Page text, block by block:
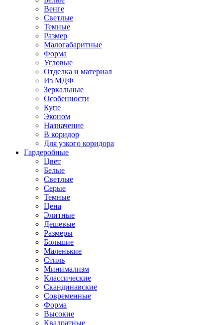
Венге
Светлые
Темные
Размер
Малогабаритные
Форма
Угловые
Отделка и материал
Из МДФ
Зеркальные
Особенности
Купе
Эконом
Назначение
В коридор
Для узкого коридора
Гардеробные
Цвет
Белые
Светлые
Серые
Темные
Цена
Элитные
Дешевые
Размеры
Большие
Маленькие
Стиль
Минимализм
Классические
Скандинавские
Современные
Форма
Высокие
Квадратные